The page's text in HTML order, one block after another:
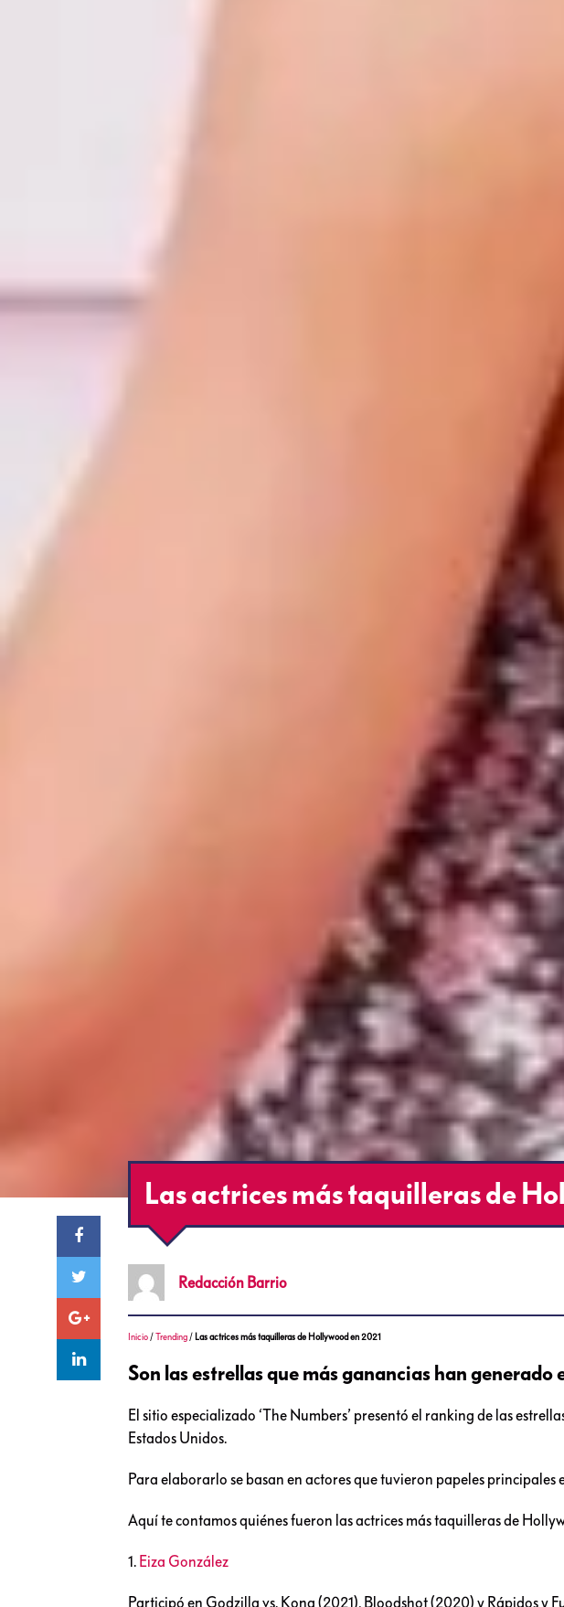
Las actrices más taquilleras de
Redacción Barrio
Inicio /Trending / Las actrices más taquilleras de Hollywood en 2021
Son las estrellas que más ganancias han generado
El sitio especializado ‘The Numbers’ presentó el ranking de las
Estados Unidos.
Para elaborarlo se basan en actores que tuvieron papeles principales
Aquí te contamos quiénes fueron las actrices más taquilleras de
1. Eiza González
Participó en Godzilla vs. Kong (2021), Bloodshot (2020) y Rápidos y